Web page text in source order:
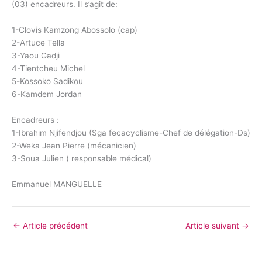
(03) encadreurs. Il s’agit de:
1-Clovis Kamzong Abossolo (cap)
2-Artuce Tella
3-Yaou Gadji
4-Tientcheu Michel
5-Kossoko Sadikou
6-Kamdem Jordan
Encadreurs :
1-Ibrahim Njifendjou (Sga fecacyclisme-Chef de délégation-Ds)
2-Weka Jean Pierre (mécanicien)
3-Soua Julien ( responsable médical)
Emmanuel MANGUELLE
← Article précédent Article suivant →